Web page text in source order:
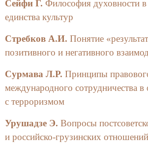
Сейфи Г. Философия духовности в
единства культур
Стребков А.И. Понятие
позитивного и негативного
Сурмава Л.Р. Принципы
международного cотрудничества
с терроризмом
Урушадзе Э. Вопросы
и российско-грузинских